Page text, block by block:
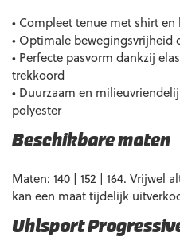
• Compleet tenue met shirt en
• Optimale bewegingsvrijheid
• Perfecte pasvorm dankzij
trekkoord
• Duurzaam en
polyester
Beschikbare maten
Maten: 140 | 152 | 164. Vrijwel
kan een maat tijdelijk
Uhlsport